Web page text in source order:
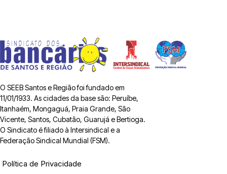
O SEEB Santos e Região foi fundado em
11/01/1933. As cidades da base são: Peruíbe,
Itanhaém, Mongaguá, Praia Grande, São
Vicente, Santos, Cubatão, Guarujá e Bertioga.
O Sindicato é filiado à Intersindical e a
Federação Sindical Mundial (FSM).
Política de Privacidade